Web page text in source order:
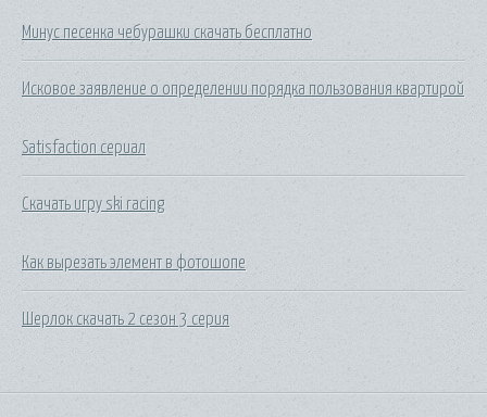
Минус песенка чебурашки скачать бесплатно
Исковое заявление о определении порядка пользования квартирой
Satisfaction сериал
Скачать игру ski racing
Как вырезать элемент в фотошопе
Шерлок скачать 2 сезон 3 серия